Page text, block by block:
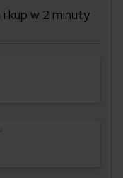
kup w 2 minuty